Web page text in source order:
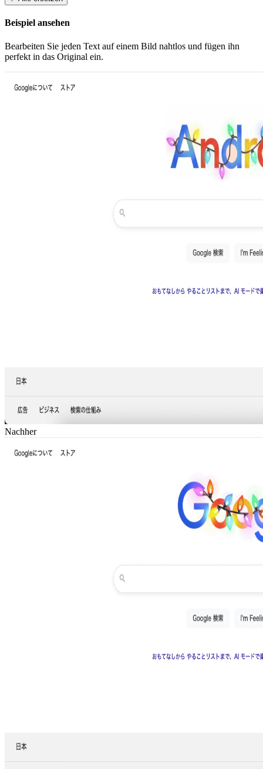
Beispiel ansehen
Bearbeiten Sie jeden Text auf einem Bild nahtlos und fügen ihn
perfekt in das Original ein.
Nachher